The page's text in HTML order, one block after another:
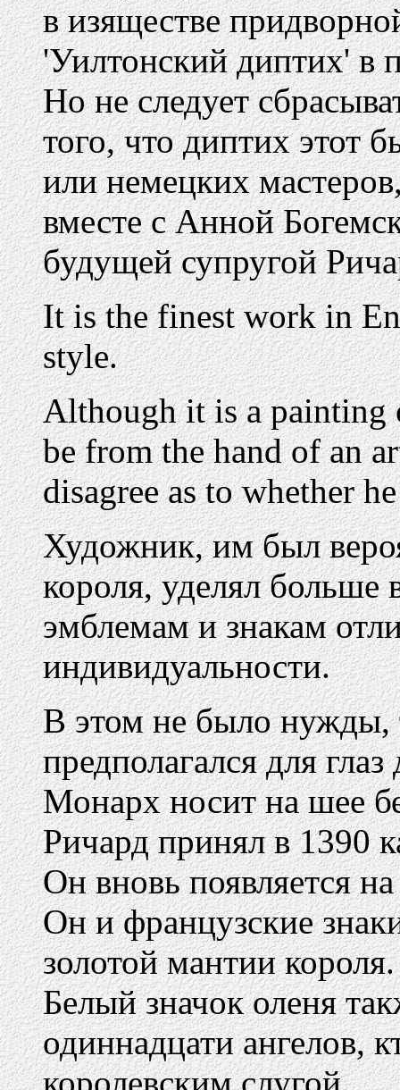
в изяществе
'Уилтонский диптих' в
Но не следует
того, что диптих этот
или немецких
вместе с Анной
будущей супругой
It is the finest work in
style.
Although it is a painting
be from the hand of an
disagree as to whether
Художник, им был
короля, уделял
эмблемам и знакам
индивидуальности.
В этом не было нужды,
предполагался для
Монарх носит на шее
Ричард принял в 1390
Он вновь появляется
Он и французские
золотой мантии короля.
Белый значок оленя
одиннадцати ангелов,